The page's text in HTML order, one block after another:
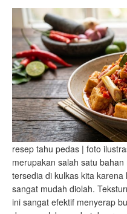
resep tahu pedas | foto
merupakan salah satu
tersedia di kulkas kita
sangat mudah diolah.
ini sangat efektif menyerap